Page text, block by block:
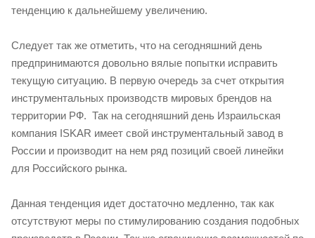
тенденцию к дальнейшему увеличению.
Следует так же отметить, что на сегодняшний день
предпринимаются довольно вялые попытки исправить
текущую ситуацию. В первую очередь за счет открытия
инструментальных производств мировых брендов на
территории РФ. Так на сегодняшний день Израильская
компания ISKAR имеет свой инструментальный завод в
России и производит на нем ряд позиций своей линейки
для Российского рынка.
Данная тенденция идет достаточно медленно, так как
отсутствуют меры по стимулированию создания подобных